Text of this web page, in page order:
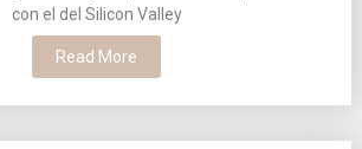
con el del Silicon Valley
Read More